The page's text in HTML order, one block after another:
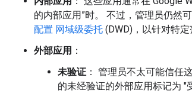
的内部应用”时。 不过，管理员仍然可
配置 网域级委托 (DWD)，以针对特定
外部应用 ：
未验证 ： 管理员不太可能信任
的未经验证的外部应用标记为 "